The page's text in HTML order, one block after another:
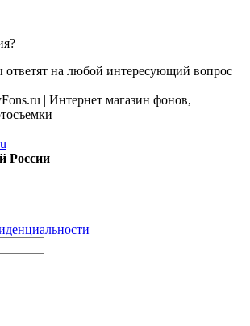
на любой интересующий вопрос
| Интернет магазин фонов,
России